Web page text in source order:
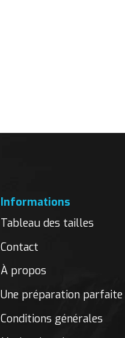
Informations
Tableau des tailles
Contact
À propos
Une préparation parfaite
Conditions générales